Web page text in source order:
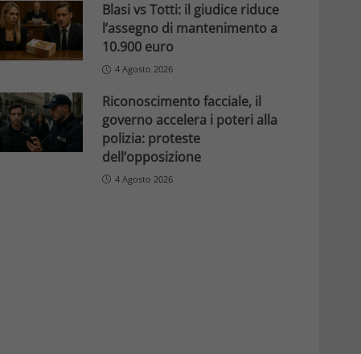
Blasi vs Totti: il giudice riduce
l’assegno di mantenimento a
10.900 euro
4 Agosto 2026
Riconoscimento facciale, il
governo accelera i poteri alla
polizia: proteste
dell’opposizione
4 Agosto 2026